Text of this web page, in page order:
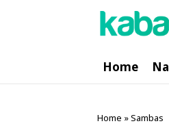
Home
Home »Sambas